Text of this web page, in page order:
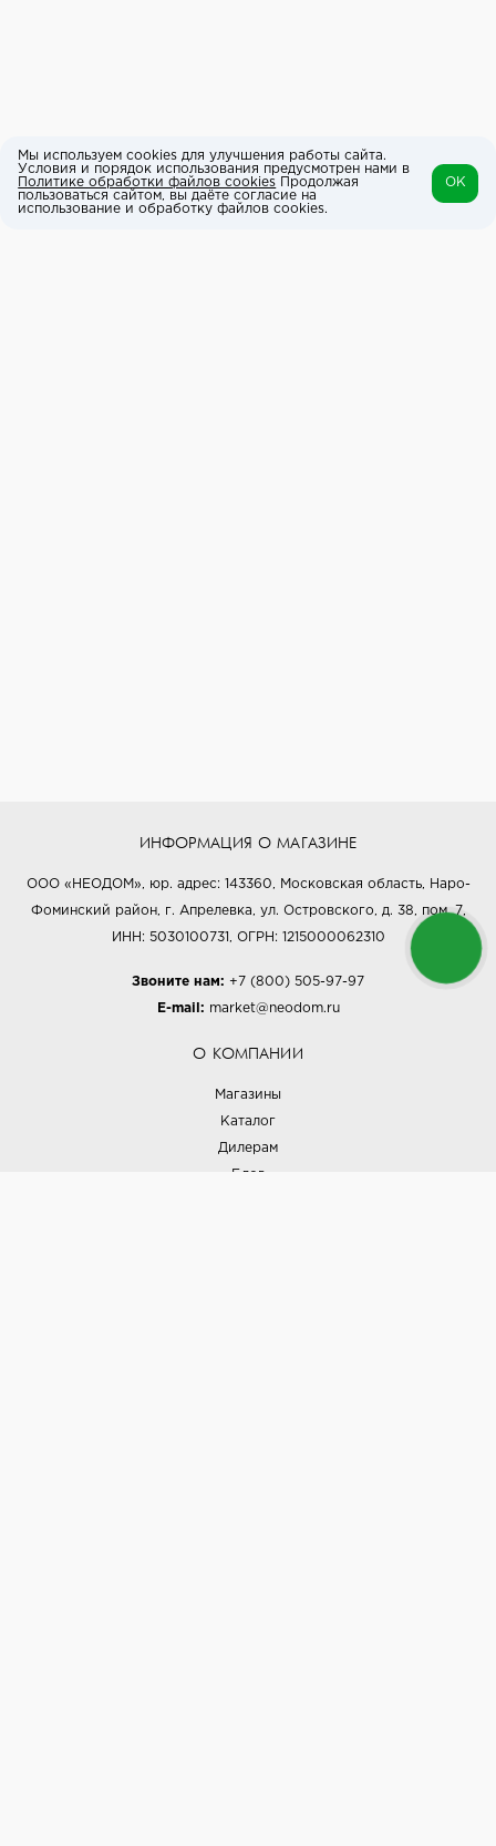
ИНФОРМАЦИЯ О МАГАЗИНЕ
ООО «НЕОДОМ», юр. адрес: 143360, Московская область, Наро-
Фоминский район, г. Апрелевка, ул. Островского, д. 38, пом. 7,
ИНН: 5030100731, ОГРН: 1215000062310
Звоните нам: +7 (800) 505-97-97
E-mail: market@neodom.ru
О КОМПАНИИ
Магазины
Каталог
Дилерам
Блог
Мы используем cookies для улучшения работы сайта.
Условия и порядок использования предусмотрен нами в
Политике обработки файлов cookies Продолжая
пользоваться сайтом, вы даёте согласие на
использование и обработку файлов cookies.
OK